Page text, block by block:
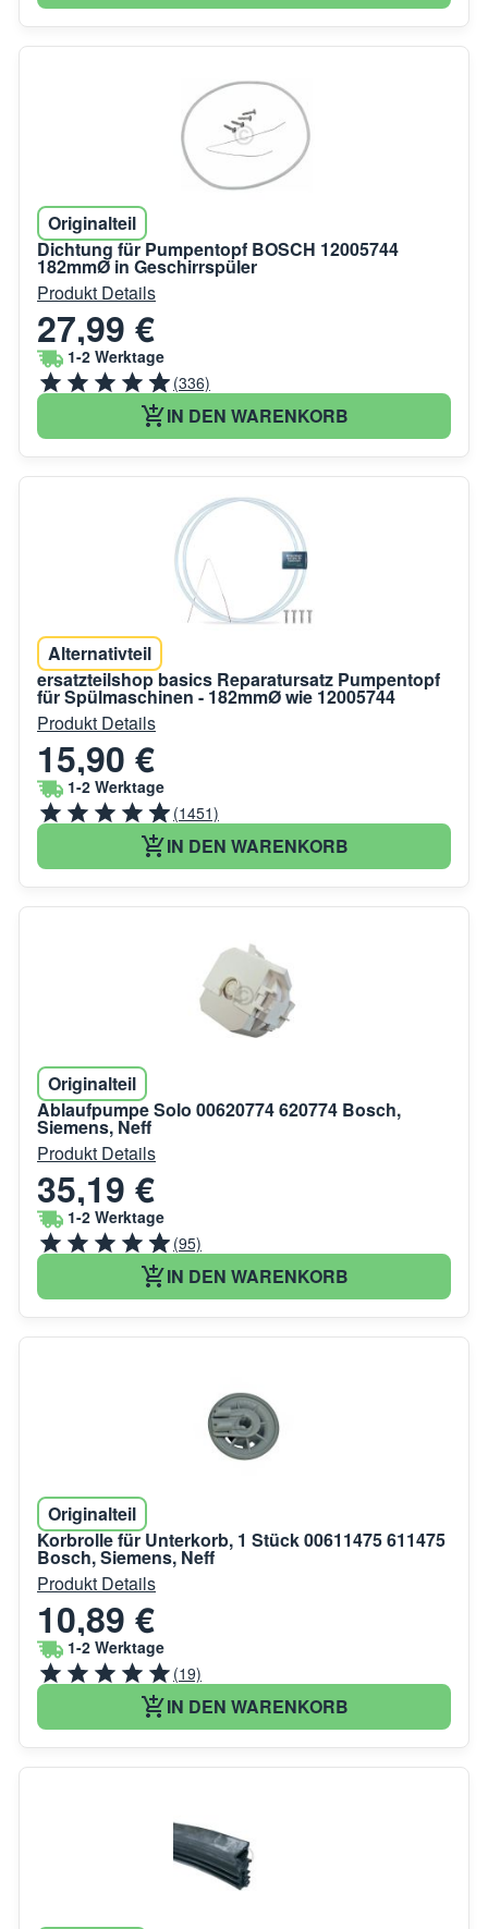
Originalteil
Dichtung für Pumpentopf BOSCH 12005744
182mmØ in Geschirrspüler
Produkt Details
27,99 €
1-2 Werktage
(336)
IN DEN WARENKORB
Alternativteil
ersatzteilshop basics Reparatursatz Pumpentopf
für Spülmaschinen - 182mmØ wie 12005744
Produkt Details
15,90 €
1-2 Werktage
(1451)
IN DEN WARENKORB
Originalteil
Ablaufpumpe Solo 00620774 620774 Bosch,
Siemens, Neff
Produkt Details
35,19 €
1-2 Werktage
(95)
IN DEN WARENKORB
Originalteil
Korbrolle für Unterkorb, 1 Stück 00611475 611475
Bosch, Siemens, Neff
Produkt Details
10,89 €
1-2 Werktage
(19)
IN DEN WARENKORB